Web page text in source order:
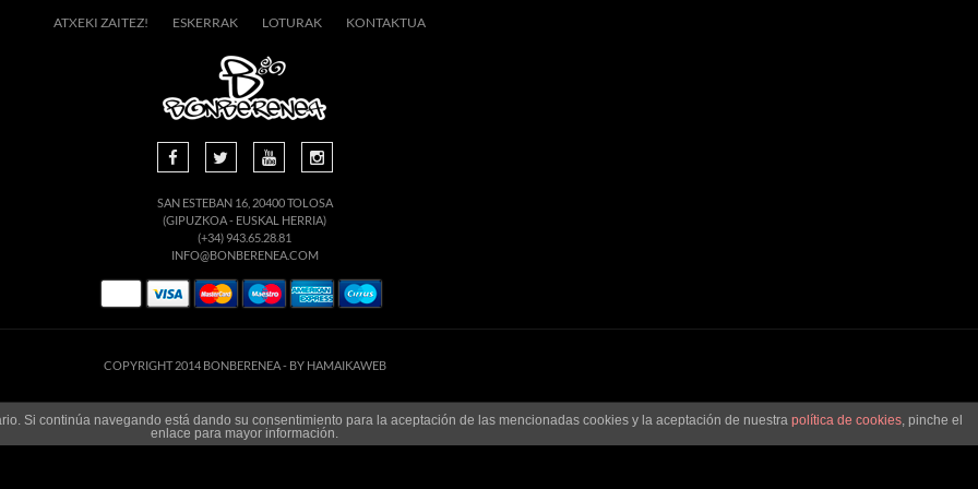
ATXEKI ZAITEZ! ESKERRAK LOTURAK KONTAKTUA
SAN ESTEBAN 16, 20400 TOLOSA
(GIPUZKOA - EUSKAL HERRIA)
(+34) 943.65.28.81
INFO@BONBERENEA.COM
COPYRIGHT 2014 BONBERENEA - BY HAMAIKAWEB
Si continúa navegando está dando su consentimiento para la aceptación de las mencionadas cookies y la aceptación de nuestra política de cookies, pinche el
enlace para mayor información.